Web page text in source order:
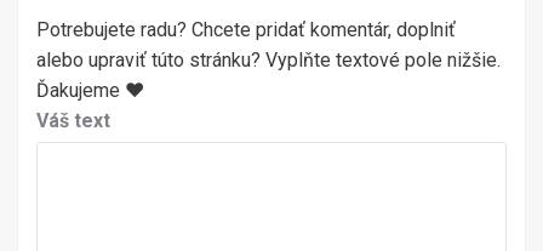
Potrebujete radu? Chcete pridať komentár, doplniť
alebo upraviť túto stránku? Vyplňte textové pole nižšie.
Ďakujeme ♥
Váš text